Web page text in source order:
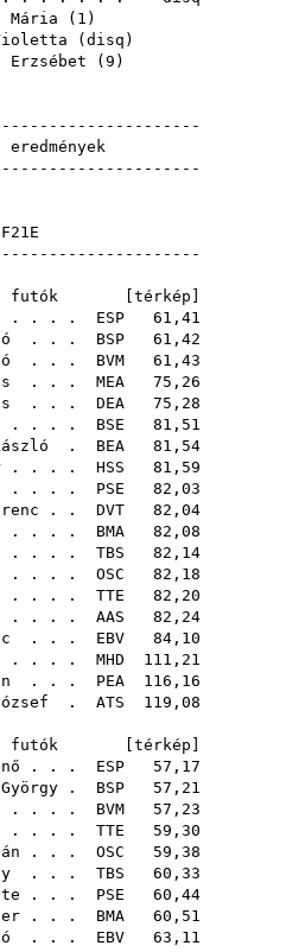
Mária ( 1 )
( disq )
Erzsébet ( 9 )
eredmények
F21E
futók [ térkép
. . . . ESP 61,41
. . . BSP 61,42
. . . BVM 61,43
. . . MEA 75,26
. . . DEA 75,28
. . . . BSE 81,51
. BEA 81,54
. . . . HSS 81,59
. . . . PSE 82,03
. . DVT 82,04
. . . . BMA 82,08
. . . . TBS 82,14
. . . . OSC 82,18
. . . . TTE 82,20
. . . . AAS 82,24
. . . EBV 84,10
. . . . MHD 111,21
. . . PEA 116,16
. ATS 119,08
futók [ térkép
. . . ESP 57,17
. BSP 57,21
. . . . BVM 57,23
. . . . TTE 59,30
. . . OSC 59,38
. . . TBS 60,33
. . . PSE 60,44
. . . BMA 60,51
. . . EBV 63,11